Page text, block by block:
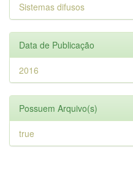
Sistemas difusos
Data de Publicação
2016
Possuem Arquivo(s)
true